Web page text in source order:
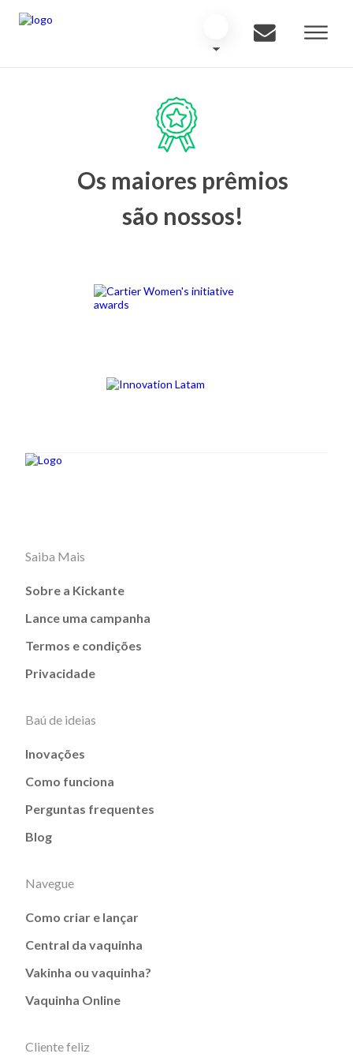
Os maiores prêmios
são nossos!
Saiba Mais
Sobre a Kickante
Lance uma campanha
Termos e condições
Privacidade
Baú de ideias
Inovações
Como funciona
Perguntas frequentes
Blog
Navegue
Como criar e lançar
Central da vaquinha
Vakinha ou vaquinha?
Vaquinha Online
Cliente feliz